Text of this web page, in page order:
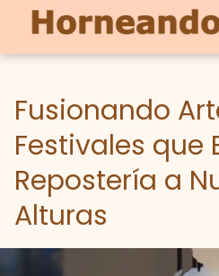
Fusionando
Festivales que
Repostería a
Alturas